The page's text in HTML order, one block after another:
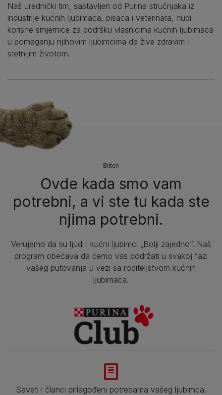
Naš urednički tim, sastavljen od Purina stručnjaka iz
industrije kućnih ljubimaca, pisaca i veterinara, nudi
korisne smjernice za podršku vlasnicima kućnih ljubimaca
u pomaganju njihovim ljubimcima da žive zdravim i
sretnijim životom.
Bilten​
Ovde kada smo vam
potrebni, a vi ste tu kada ste
njima potrebni.
Verujemo da su ljudi i kućni ljubimci „Bolji zajedno”. Naš
program obećava da ćemo vas podržati u svakoj fazi
vašeg putovanja u vezi sa roditeljstvom kućnih
ljubimaca.
Saveti i članci prilagođeni potrebama vašeg ljubimca.